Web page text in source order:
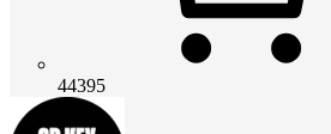
44395